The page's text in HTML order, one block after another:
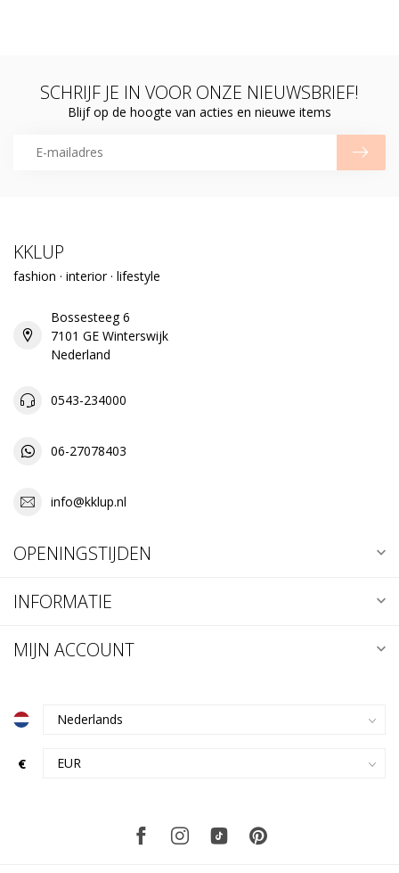
SCHRIJF JE IN VOOR ONZE NIEUWSBRIEF!
Blijf op de hoogte van acties en nieuwe items
KKLUP
fashion · interior · lifestyle
Bossesteeg 6
7101 GE Winterswijk
Nederland
0543-234000
06-27078403
info@kklup.nl
OPENINGSTIJDEN
INFORMATIE
MIJN ACCOUNT
€